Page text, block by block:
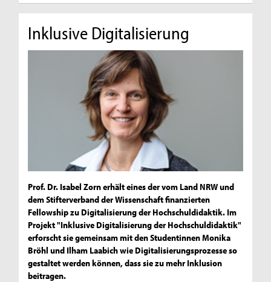
Inklusive Digitalisierung
Prof. Dr. Isabel Zorn erhält eines der vom Land NRW und
dem Stifterverband der Wissenschaft finanzierten
Fellowship zu Digitalisierung der Hochschuldidaktik. Im
Projekt "Inklusive Digitalisierung der Hochschuldidaktik"
erforscht sie gemeinsam mit den Studentinnen Monika
Bröhl und Ilham Laabich wie Digitalisierungsprozesse so
gestaltet werden können, dass sie zu mehr Inklusion
beitragen.